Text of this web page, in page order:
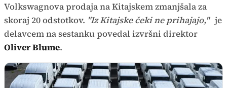
Volkswagnova prodaja na Kitajskem zmanjšala za
skoraj 20 odstotkov. "Iz Kitajske čeki ne prihajajo," je
delavcem na sestanku povedal izvršni direktor
Oliver Blume.